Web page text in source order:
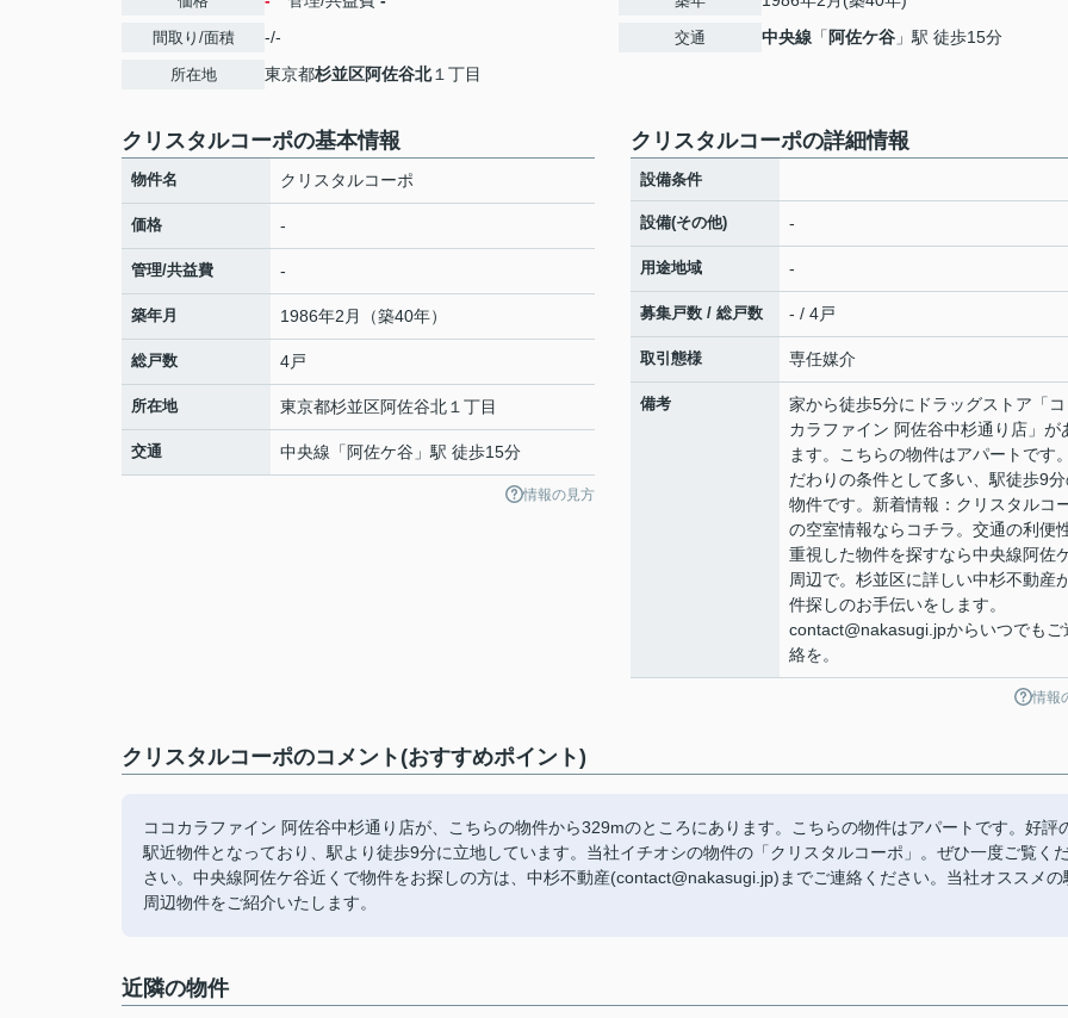
間取り/面積 -/-
所在地 東京都杉並区阿佐谷北１丁目
交通 中央線 「 阿佐ケ谷 」駅 徒歩15分
クリスタルコーポの基本情報
物件名 クリスタルコーポ
価格 -
管理/共益費 -
築年月 1986年2月（築40年）
総戸数 4戸
所在地 東京都杉並区阿佐谷北 １丁目
交通 中央線 「 阿佐ケ谷 」駅 徒歩15分
情報の見方
クリスタルコーポの詳細情報
設備条件
設備(その他) -
用途地域 -
募集戸数 / 総戸数 - / 4戸
取引態様 専任媒介
備考
家から徒歩5分にドラッグストア「コ
カラファイン 阿佐谷中杉通り店」が
ます。こちらの物件はアパートです
だわりの条件として多い、駅徒歩9
物件です。新着情報：クリスタルコ
の空室情報ならコチラ。交通の利便
重視した物件を探すなら中央線阿佐
周辺で。杉並区に詳しい中杉不動産
件探しのお手伝いをします。
contact@nakasugi.jpからいつでもご
絡を。
情報
クリスタルコーポのコメント(おすすめポイント)
ココカラファイン 阿佐谷中杉通り店が、こちらの物件から329mのところにあります。こちらの物件はアパートです。好評
駅近物件となっており、駅より徒歩9分に立地しています。当社イチオシの物件の「クリスタルコーポ」。ぜひ一度ご覧く
さい。中央線阿佐ケ谷近くで物件をお探しの方は、中杉不動産(contact@nakasugi.jp)までご連絡ください。当社オススメの
周辺物件をご紹介いたします。
近隣の物件